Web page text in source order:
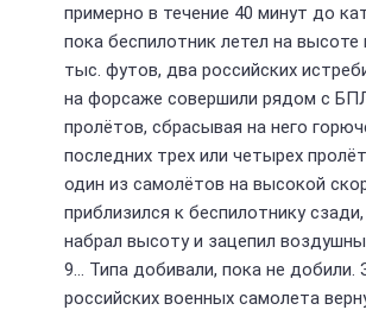
примерно в течение 40 минут до
пока беспилотник летел на высоте
тыс. футов, два российских
на форсаже совершили рядом с
пролётов, сбрасывая на него
последних трех или четырех
один из самолётов на высокой
приблизился к беспилотнику
набрал высоту и зацепил
9… Типа добивали, пока не добили.
российских военных самолета